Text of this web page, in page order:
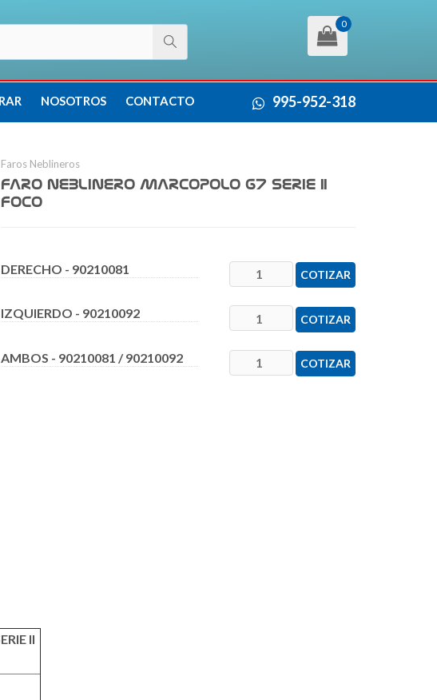
0
NOSOTROS CONTACTO 995-952-318
Faros Neblineros
FARO NEBLINERO MARCOPOLO G7 SERIE II
FOCO
DERECHO - 90210081 COTIZAR
IZQUIERDO - 90210092 COTIZAR
AMBOS - 90210081 / 90210092 COTIZAR
II